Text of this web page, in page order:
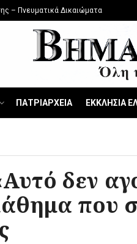
– Πνευματικά Δικαιώματα
ΠΑΤΡΙΑΡΧΕΙΑ ΕΚΚΛΗΣΙΑ
δεν
που